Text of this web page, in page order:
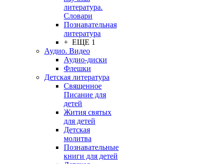
литература.
Словари
Познавательная
литература
+ ЕЩЕ 1
Аудио. Видео
Аудио-диски
Флешки
Детская литература
Священное
Писание для
детей
Жития святых
для детей
Детская
молитва
Познавательные
книги для детей